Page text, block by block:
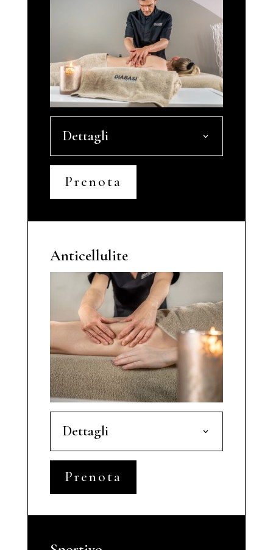
Dettagli
Prenota
Anticellulite
Dettagli
Prenota